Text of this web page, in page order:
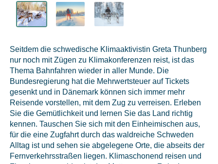
Seitdem die schwedische Klimaaktivistin Greta Thunberg
nur noch mit Zügen zu Klimakonferenzen reist, ist das
Thema Bahnfahren wieder in aller Munde. Die
Bundesregierung hat die Mehrwertsteuer auf Tickets
gesenkt und in Dänemark können sich immer mehr
Reisende vorstellen, mit dem Zug zu verreisen. Erleben
Sie die Gemütlichkeit und lernen Sie das Land richtig
kennen. Tauschen Sie sich mit den Einheimischen aus,
für die eine Zugfahrt durch das waldreiche Schweden
Alltag ist und sehen sie abgelegene Orte, die abseits der
Fernverkehrsstraßen liegen. Klimaschonend reisen und